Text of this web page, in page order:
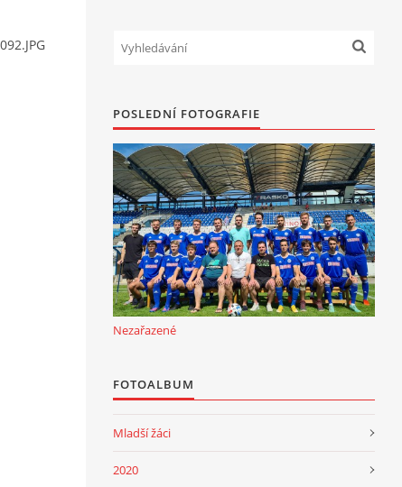
POSLEDNÍ FOTOGRAFIE
Nezařazené
FOTOALBUM
Mladší žáci
2020